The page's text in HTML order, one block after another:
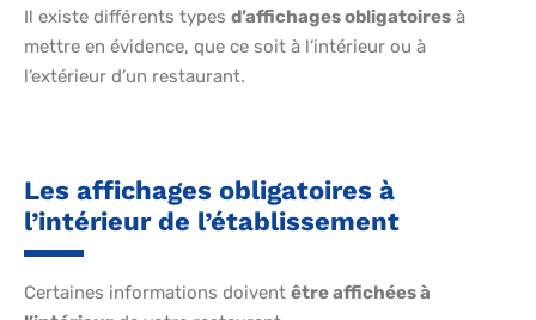
Il existe différents types d’affichages obligatoires à
mettre en évidence, que ce soit à l’intérieur ou à
l’extérieur d’un restaurant.
Les affichages obligatoires à
l’intérieur de l’établissement
Certaines informations doivent être affichées à